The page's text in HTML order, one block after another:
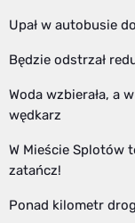
Upał w autobusie
Będzie odstrzał
Woda wzbierała, a
wędkarz
W Mieście Splotów
zatańcz!
Ponad kilometr